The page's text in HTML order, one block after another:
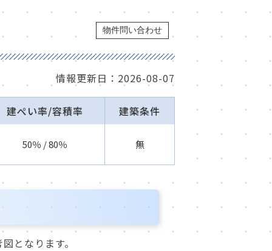
物件問い合わせ
情報更新日：2026-08-07
建ぺい率/容積率 建築条件
50％ / 80％ 無
となります。